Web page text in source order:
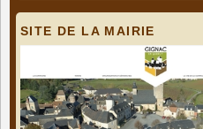
SITE DE LA MAIRIE